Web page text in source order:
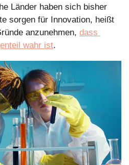
Länder haben sich bisher
sorgen für Innovation, heißt
anzunehmen, dass
wahr ist.